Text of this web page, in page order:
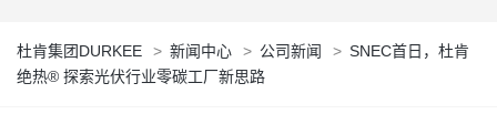
杜肯集团DURKEE > 新闻中心 > 公司新闻 > SNEC首日，杜肯
绝热® 探索光伏行业零碳工厂新思路